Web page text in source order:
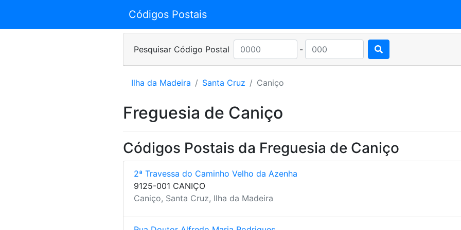
Códigos Postais
Pesquisar Código Postal -
Ilha da Madeira Santa Cruz Caniço
Freguesia de Caniço
Códigos Postais da Freguesia de Caniço
2ª Travessa do Caminho Velho da Azenha
9125-001 CANIÇO
Caniço, Santa Cruz, Ilha da Madeira